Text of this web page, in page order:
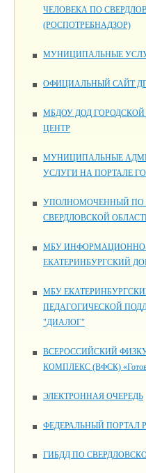
ЧЕЛОВЕКА ПО
(РОСПОТРЕБНАДЗОР)
МУНИЦИПАЛЬНЫЕ
ОФИЦИАЛЬНЫЙ САЙТ
МБДОУ ДОД
ЦЕНТР
МУНИЦИПАЛЬНЫЕ
УСЛУГИ НА ПОРТАЛЕ
УПОЛНОМОЧЕННЫЙ ПО
СВЕРДЛОВСКОЙ
МБУ
ЕКАТЕРИНБУРГСКИЙ
МБУ
ПЕДАГОГИЧЕСКОЙ
"ДИАЛОГ"
ВСЕРОССИЙСКИЙ
КОМПЛЕКС (ВФСК) «Готов
ЭЛЕКТРОННАЯ ОЧЕРЕДЬ
ФЕДЕРАЛЬНЫЙ ПОРТАЛ
ГИБДД ПО